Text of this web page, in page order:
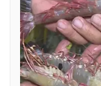
Photo
Video
VTV Money